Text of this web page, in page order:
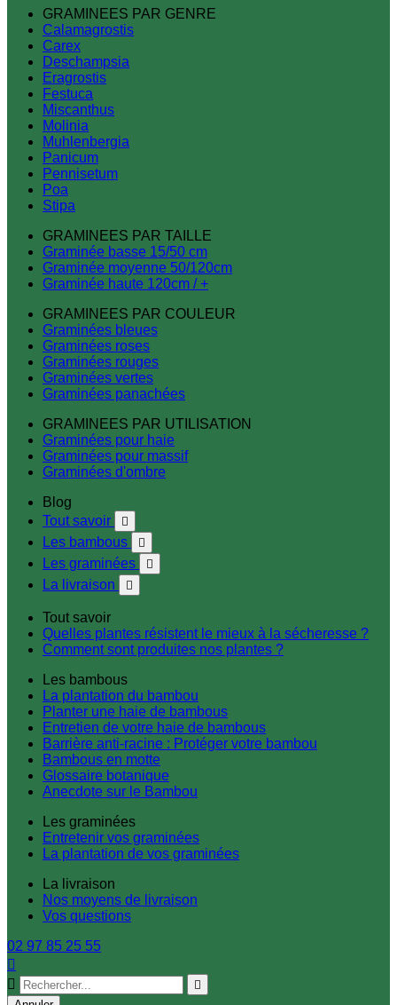
GRAMINEES PAR GENRE
Calamagrostis
Carex
Deschampsia
Eragrostis
Festuca
Miscanthus
Molinia
Muhlenbergia
Panicum
Pennisetum
Poa
Stipa
GRAMINEES PAR TAILLE
Graminée basse 15/50 cm
Graminée moyenne 50/120cm
Graminée haute 120cm / +
GRAMINEES PAR COULEUR
Graminées bleues
Graminées roses
Graminées rouges
Graminées vertes
Graminées panachées
GRAMINEES PAR UTILISATION
Graminées pour haie
Graminées pour massif
Graminées d'ombre
Blog
Tout savoir

Les bambous 
Les graminées 
La livraison 
Tout savoir
Quelles plantes résistent le mieux à la sécheresse ?
Comment sont produites nos plantes ?
Les bambous
La plantation du bambou
Planter une haie de bambous
Entretien de votre haie de bambous
Barrière anti-racine : Protéger votre bambou
Bambous en motte
Glossaire botanique
Anecdote sur le Bambou
Les graminées
Entretenir vos graminées
La plantation de vos graminées
La livraison
Nos moyens de livraison
Vos questions
02 97 85 25 55


